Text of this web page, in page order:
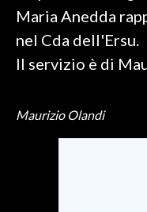
SALUTE
Maria Anedda
nel Cda dell'Ersu.
Il servizio è di
Maurizio Olandi